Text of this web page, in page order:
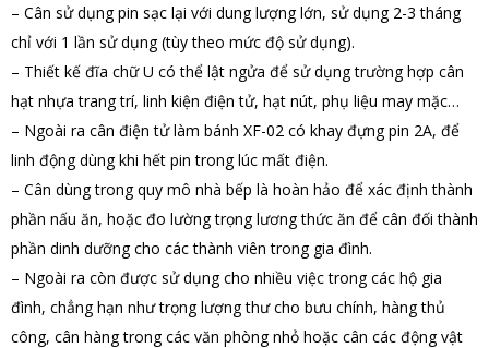
– Cân sử dụng pin sạc lại với dung lượng lớn, sử dụng 2-3 tháng
chỉ với 1 lần sử dụng (tùy theo mức độ sử dụng).
– Thiết kế đĩa chữ U có thể lật ngửa để sử dụng trường hợp cân
hạt nhựa trang trí, linh kiện điện tử, hạt nút, phụ liệu may mặc…
– Ngoài ra cân điện tử làm bánh XF-02 có khay đựng pin 2A, để
linh động dùng khi hết pin trong lúc mất điện.
– Cân dùng trong quy mô nhà bếp là hoàn hảo để xác định thành
phần nấu ăn, hoặc đo lường trọng lương thức ăn để cân đối thành
phần dinh dưỡng cho các thành viên trong gia đình.
– Ngoài ra còn được sử dụng cho nhiều việc trong các hộ gia
đình, chẳng hạn như trọng lượng thư cho bưu chính, hàng thủ
công, cân hàng trong các văn phòng nhỏ hoặc cân các động vật